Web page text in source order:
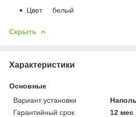
Цвет белый
Скрыть
Характеристики
Основные
Вариант установки
Гарантийный срок
12 мес